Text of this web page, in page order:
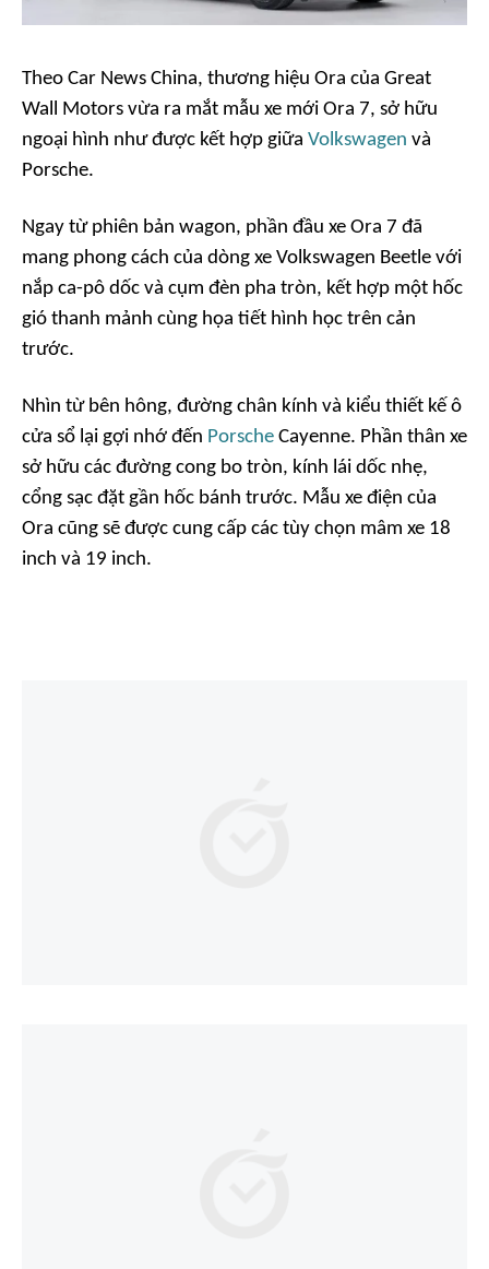
Theo Car News China, thương hiệu Ora của Great
Wall Motors vừa ra mắt mẫu xe mới Ora 7, sở hữu
ngoại hình như được kết hợp giữa Volkswagen và
Porsche.
Ngay từ phiên bản wagon, phần đầu xe Ora 7 đã
mang phong cách của dòng xe Volkswagen Beetle với
nắp ca-pô dốc và cụm đèn pha tròn, kết hợp một hốc
gió thanh mảnh cùng họa tiết hình học trên cản
trước.
Nhìn từ bên hông, đường chân kính và kiểu thiết kế ô
cửa sổ lại gợi nhớ đến Porsche Cayenne. Phần thân xe
sở hữu các đường cong bo tròn, kính lái dốc nhẹ,
cổng sạc đặt gần hốc bánh trước. Mẫu xe điện của
Ora cũng sẽ được cung cấp các tùy chọn mâm xe 18
inch và 19 inch.